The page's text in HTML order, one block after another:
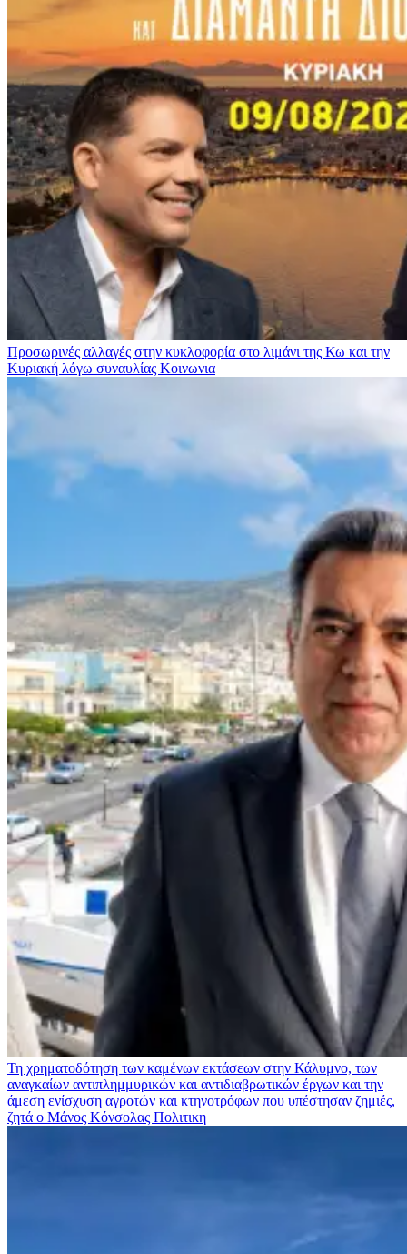
Προσωρινές αλλαγές στην κυκλοφορία στο λιμάνι της Κω και την
Κυριακή λόγω συναυλίας Κοινωνια
Τη χρηματοδότηση των καμένων εκτάσεων στην Κάλυμνο, των
αναγκαίων αντιπλημμυρικών και αντιδιαβρωτικών έργων και την
άμεση ενίσχυση αγροτών και κτηνοτρόφων που υπέστησαν ζημιές,
ζητά ο Μάνος Κόνσολας Πολιτικη